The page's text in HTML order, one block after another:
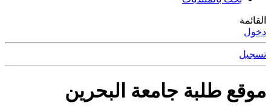
القائمة
دخول
تسجيل
موقع طلبة جامعة البحرين